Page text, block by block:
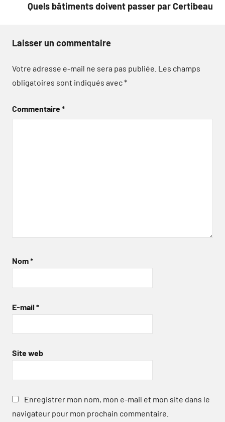
Quels bâtiments doivent passer par Certibeau
Laisser un commentaire
Votre adresse e-mail ne sera pas publiée. Les champs
obligatoires sont indiqués avec*
Commentaire*
Nom*
E-mail *
Site web
Enregistrer mon nom, mon e-mail et mon site dans le
navigateur pour mon prochain commentaire.